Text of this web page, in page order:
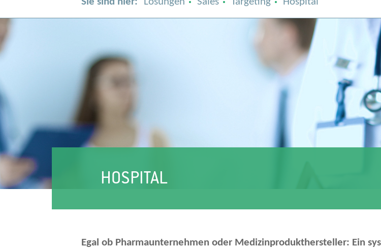
HOSPITAL
Egal ob Pharmaunternehmen oder Medizinprodukthersteller: Ein